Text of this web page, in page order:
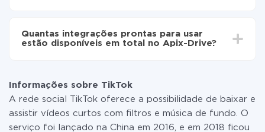
as tarifas. Você paga apenas pela quantidade de
dados que é realmente transferida de um de seus
ou mudar para um de pago, se necessário. Mais
detalhes sobre tarifas
Quantas integrações prontas para usar
estão disponíveis em total no Apix-Drive?
Informações sobre TikTok
A rede social TikTok oferece a possibilidade de baixar e
assistir vídeos curtos com filtros e música de fundo. O
serviço foi lançado na China em 2016, e em 2018 ficou